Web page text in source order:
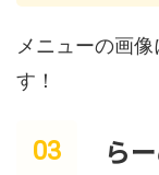
メニューの画
す！
ら